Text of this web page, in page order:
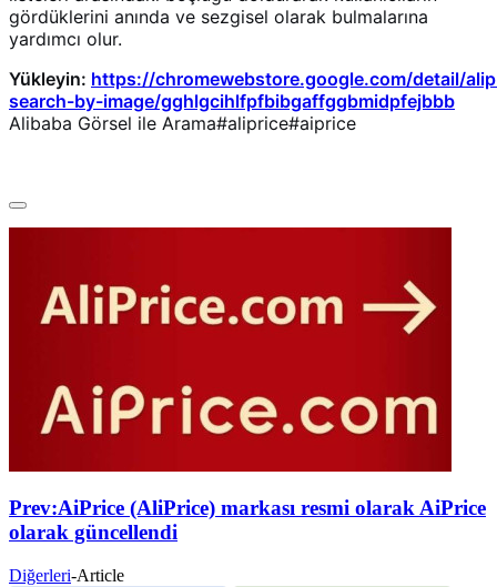
gördüklerini anında ve sezgisel olarak bulmalarına
yardımcı olur.
Yükleyin: https://chromewebstore.google.com/detail/
search-by-image/gghlgcihlfpfbibgaffggbmidpfejbbb
Alibaba Görsel ile Arama#aliprice#aiprice
Prev:AiPrice (AliPrice) markası resmi olarak AiPrice
olarak güncellendi
Diğerleri-Article